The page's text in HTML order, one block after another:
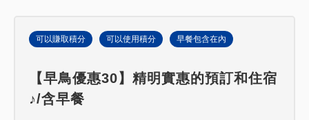
可以賺取積分 可以使用積分 早餐包含在內
【早鳥優惠30】精明實惠的預訂和住宿
♪/含早餐